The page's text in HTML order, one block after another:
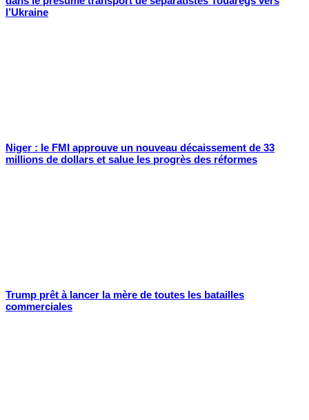
l’Ukraine
Niger : le FMI approuve un nouveau décaissement de 33
millions de dollars et salue les progrès des réformes
Trump prêt à lancer la mère de toutes les batailles
commerciales